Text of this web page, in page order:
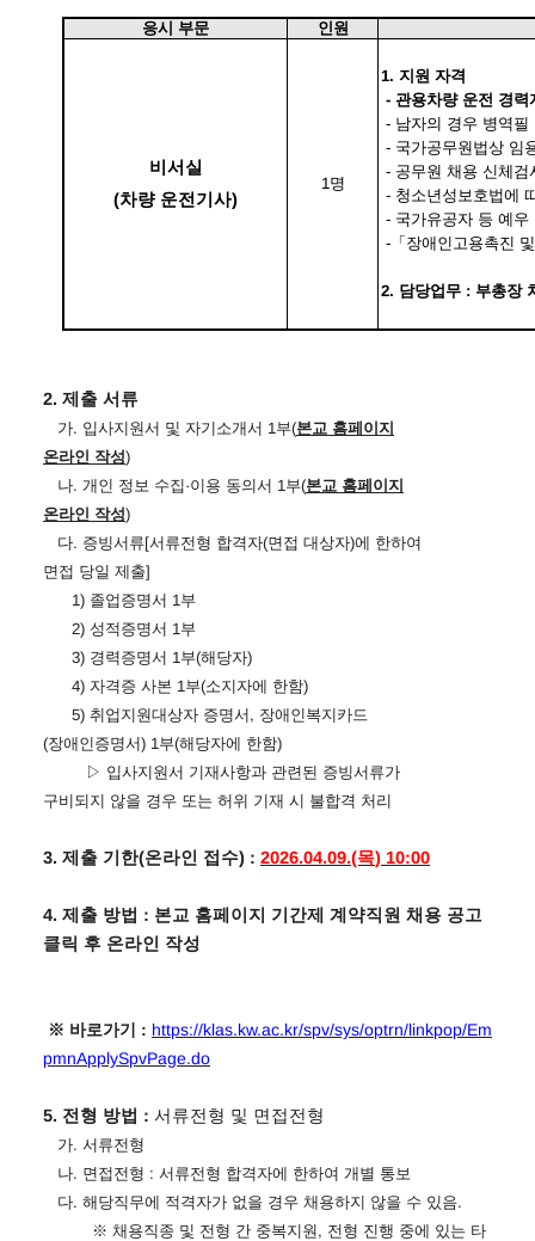
응시 부문 인원
비서실
(차량 운전기사)
1 명
1. 지원 자격
- 관용차량 운전 경력
- 남자의 경우 병역필
- 국가공무원법상 임
- 공무원 채용 신체
- 청소년성보호법에
- 국가유공자 등 예
-「장애인고용촉진
2. 담당업무 : 부총장
2.제출 서류
가. 입사지원서 및 자기소개서 1 부(본교 홈페이지
온라인 작성)
나. 개인 정보 수집·이용 동의서 1 부(본교 홈페이지
온라인 작성)
다. 증빙서류[서류전형 합격자(면접 대상자)에 한하여
면접 당일 제출]
1) 졸업증명서 1 부
2) 성적증명서 1 부
3) 경력증명서 1 부(해당자)
4) 자격증 사본 1 부(소지자에 한함)
5) 취업지원대상자 증명서, 장애인복지카드
(장애인증명서) 1 부(해당자에 한함)
▷ 입사지원서 기재사항과 관련된 증빙서류가
구비되지 않을 경우 또는 허위 기재 시 불합격 처리
3.제출 기한(온라인 접수) :2026.04.09.(목) 10:00
4.제출 방법 : 본교 홈페이지 기간제 계약직원 채용 공고
클릭 후 온라인 작성
※ 바로가기 : https://klas.kw.ac.kr/spv/sys/optrn/linkpop/Em
pmnApplySpvPage.do
5. 전형 방법 : 서류전형 및 면접전형
가.서류전형
나. 면접전형 :서류전형 합격자에 한하여 개별 통보
다.해당직무에 적격자가 없을 경우 채용하지 않을 수 있음.
※ 채용직종 및 전형 간 중복지원, 전형 진행 중에 있는 타